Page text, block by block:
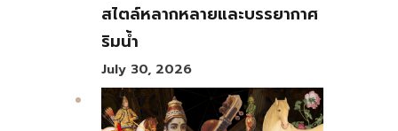
สไตล์หลากหลายและบรรยากาศ
ริมน้ำ
July 30, 2026